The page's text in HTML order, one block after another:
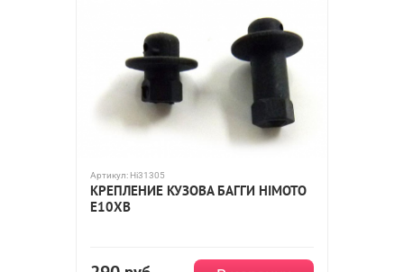
Артикул: Hi31305
КРЕПЛЕНИЕ КУЗОВА БАГГИ HIMOTO
E10XB